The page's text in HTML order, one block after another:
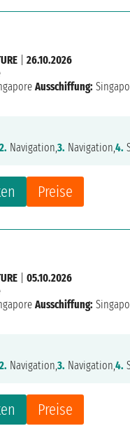
Preise
|26.10.2026
Ausschiffung:
2. Navigation,3. Navigation,4.
Preise
|05.10.2026
Ausschiffung:
2. Navigation,3. Navigation,4.